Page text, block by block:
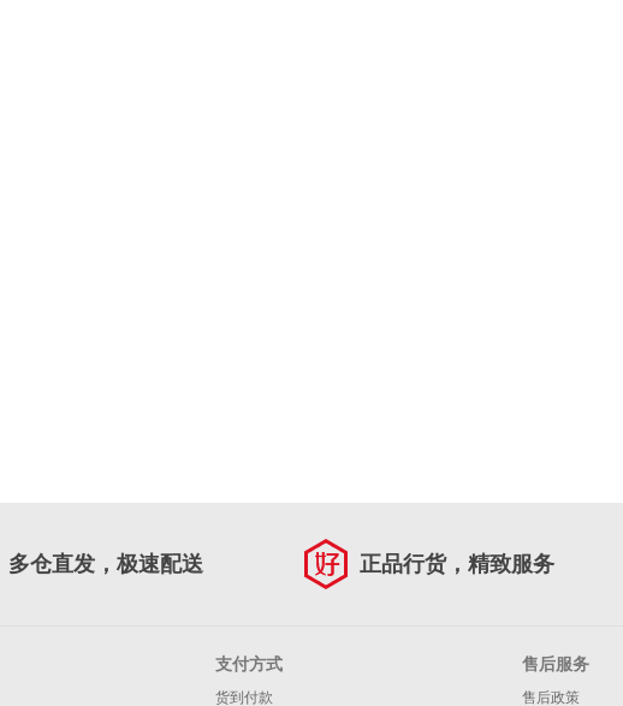
多仓直发，极速配送 正品行货，精致服务
支付方式
货到付款
售后服务
售后政策